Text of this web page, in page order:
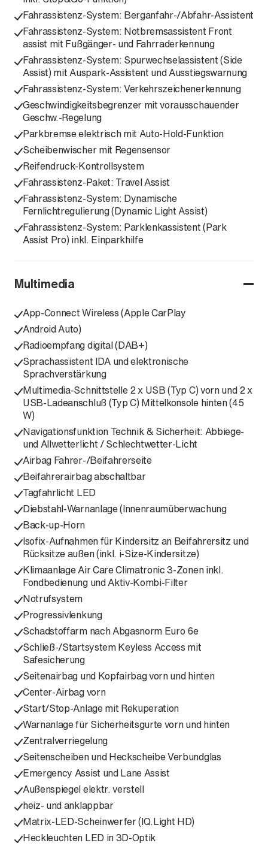
Fahrassistenz-System: Berganfahr-/Abfahr-Assistent
Fahrassistenz-System: Notbremsassistent Front
assist mit Fußgänger- und Fahrraderkennung
Fahrassistenz-System: Spurwechselassistent (Side
Assist) mit Auspark-Assistent und Ausstiegswarnung
Fahrassistenz-System: Verkehrszeichenerkennung
Geschwindigkeitsbegrenzer mit vorausschauender
Geschw.-Regelung
Parkbremse elektrisch mit Auto-Hold-Funktion
Scheibenwischer mit Regensensor
Reifendruck-Kontrollsystem
Fahrassistenz-Paket: Travel Assist
Fahrassistenz-System: Dynamische
Fernlichtregulierung (Dynamic Light Assist)
Fahrassistenz-System: Parklenkassistent (Park
Assist Pro) inkl. Einparkhilfe
Multimedia
App-Connect Wireless (Apple CarPlay
Android Auto)
Radioempfang digital (DAB+)
Sprachassistent IDA und elektronische
Sprachverstärkung
Multimedia-Schnittstelle 2 x USB (Typ C) vorn und 2 x
USB-Ladeanschluß (Typ C) Mittelkonsole hinten (45
W)
Navigationsfunktion Technik & Sicherheit: Abbiege-
und Allwetterlicht / Schlechtwetter-Licht
Airbag Fahrer-/Beifahrerseite
Beifahrerairbag abschaltbar
Tagfahrlicht LED
Diebstahl-Warnanlage (Innenraumüberwachung
Back-up-Horn
Isofix-Aufnahmen für Kindersitz an Beifahrersitz und
Rücksitze außen (inkl. i-Size-Kindersitze)
Klimaanlage Air Care Climatronic 3-Zonen inkl.
Fondbedienung und Aktiv-Kombi-Filter
Notrufsystem
Progressivlenkung
Schadstoffarm nach Abgasnorm Euro 6e
Schließ-/Startsystem Keyless Access mit
Safesicherung
Seitenairbag und Kopfairbag vorn und hinten
Center-Airbag vorn
Start/Stop-Anlage mit Rekuperation
Warnanlage für Sicherheitsgurte vorn und hinten
Zentralverriegelung
Seitenscheiben und Heckscheibe Verbundglas
Emergency Assist und Lane Assist
Außenspiegel elektr. verstell
heiz- und anklappbar
Matrix-LED-Scheinwerfer (IQ.Light HD)
Heckleuchten LED in 3D-Optik